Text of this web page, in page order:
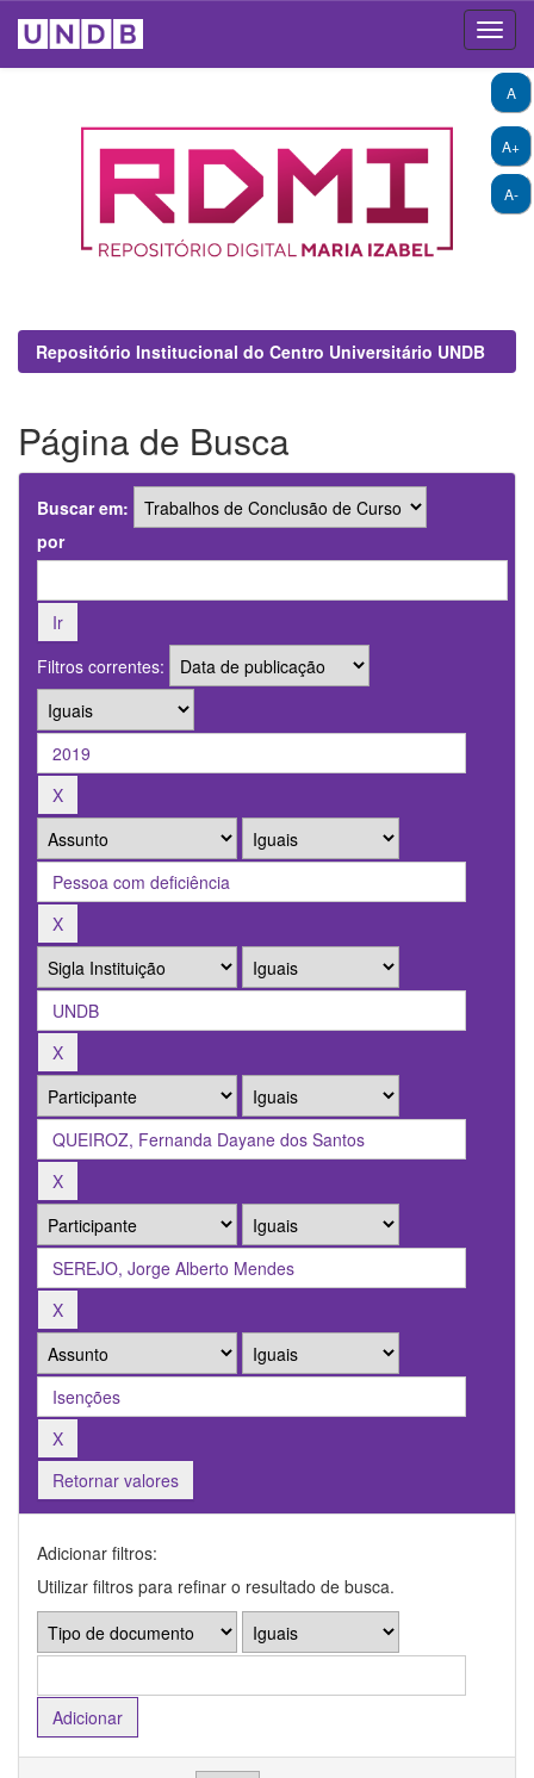
A+
A-
A
Repositório Institucional do Centro Universitário UNDB
Página de Busca
Buscar em:
por
Filtros correntes:
Retornar valores
Adicionar filtros:
Utilizar filtros para refinar o resultado de busca.